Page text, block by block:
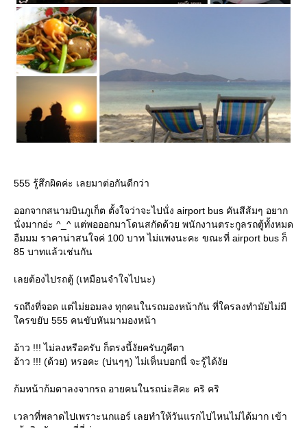
555 รู้สึกผิดค่ะ เลยมาต่อกันดีกว่า
ออกจากสนามบินภูเก็ต ตั้งใจว่าจะไปนั่ง airport bus คันสีส้มๆ อยาก
นั่งมากอ่ะ ^_^ แต่พอออกมาโดนสกัดด้วย พนักงานตระกูลรถตู้ทั้งหมด
อืมมม ราคาน่าสนใจค่ 100 บาท ไม่แพงนะคะ ขณะที่ airport bus ก็
85 บาทแล้วเช่นกัน
เลยต้องไปรถตู้ (เหมือนจำใจไปนะ)
รถถึงที่จอด แต่ไม่ยอมลง ทุกคนในรถมองหน้ากัน ที่ใครลงทำมัยไม่มี
ครขยับ 555 คนขับหันมามองหน้า
อ้าว !!! ไม่ลงหรือครับ ก็ตรงนี้งัยครับภูคีตา
อ้าว !!! (ด้วย) หรอคะ (บ่นๆๆ) ไม่เห็นบอกนี่ จะรู้ได้งั
ก้มหน้าก้มตาลงจากรถ อายคนในรถน่ะสิคะ คริ คริ
เวลาที่พลาดไปเพราะนกแอร์ เลยทำให้วันแรกไปไหนไม่ได้มาก เข้า